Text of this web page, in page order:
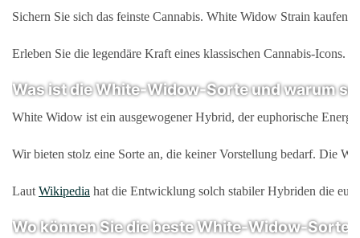
Sichern Sie sich das feinste Cannabis. White Widow Strain kaufen
Erleben Sie die legendäre Kraft eines klassischen Cannabis-Icons.
Was ist die White-Widow-Sorte und warum
White Widow ist ein ausgewogener Hybrid, der euphorische
Wir bieten stolz eine Sorte an, die keiner Vorstellung bedarf. Die
Laut Wikipedia hat die Entwicklung solch stabiler Hybriden die
Wo können Sie die beste White-Widow-Sorte